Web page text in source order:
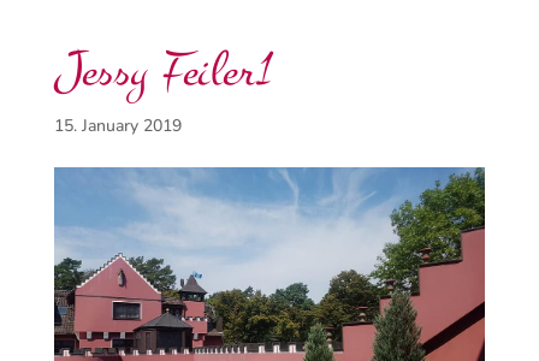
Jessy Feiler1
15. January 2019